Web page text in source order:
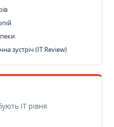
зустріч (IT Review)
ІТ рівня